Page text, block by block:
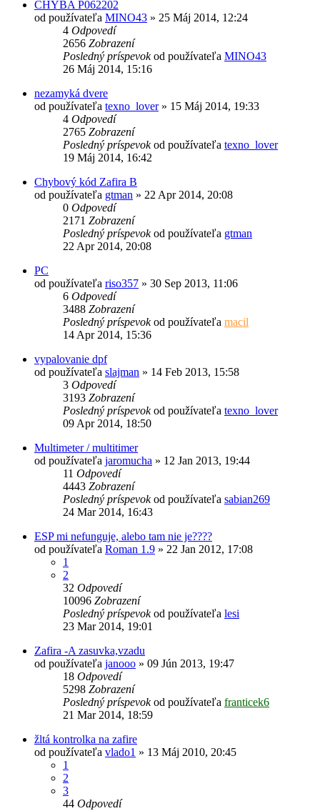
CHYBA P062202
od používateľa MINO43 » 25 Máj 2014, 12:24
4 Odpovedí
2656 Zobrazení
Posledný príspevokod používateľa MINO43
26 Máj 2014, 15:16
nezamyká dvere
od používateľa texno_lover» 15 Máj 2014, 19:33
4 Odpovedí
2765 Zobrazení
Posledný príspevokod používateľa texno_lover
19 Máj 2014, 16:42
Chybový kód Zafira B
od používateľa gtman » 22 Apr 2014, 20:08
0 Odpovedí
2171 Zobrazení
Posledný príspevokod používateľa gtman
22 Apr 2014, 20:08
PC
od používateľa riso357 » 30 Sep 2013, 11:06
6 Odpovedí
3488 Zobrazení
Posledný príspevokod používateľa macil
14 Apr 2014, 15:36
vypalovanie dpf
od používateľa slajman » 14 Feb 2013, 15:58
3 Odpovedí
3193 Zobrazení
Posledný príspevokod používateľa texno_lover
09 Apr 2014, 18:50
Multimeter / multitimer
od používateľa jaromucha » 12 Jan 2013, 19:44
11 Odpovedí
4443 Zobrazení
Posledný príspevokod používateľa sabian269
24 Mar 2014, 16:43
ESP mi nefunguje, alebo tam nie je????
od používateľa Roman 1.9 » 22 Jan 2012, 17:08
1
2
32 Odpovedí
10096 Zobrazení
Posledný príspevokod používateľa lesi
23 Mar 2014, 19:01
Zafira -A zasuvka,vzadu
od používateľa janooo » 09 Jún 2013, 19:47
18 Odpovedí
5298 Zobrazení
Posledný príspevokod používateľa franticek6
21 Mar 2014, 18:59
žltá kontrolka na zafire
od používateľa vlado1 » 13 Máj 2010, 20:45
1
2
3
44 Odpovedí